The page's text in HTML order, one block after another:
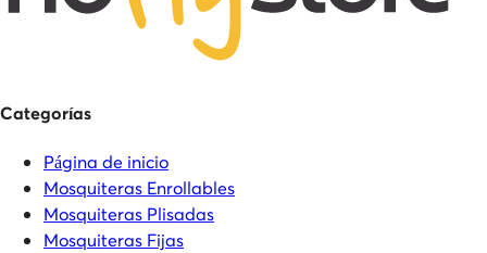
Categorías
Página de inicio
Mosquiteras Enrollables
Mosquiteras Plisadas
Mosquiteras Fijas